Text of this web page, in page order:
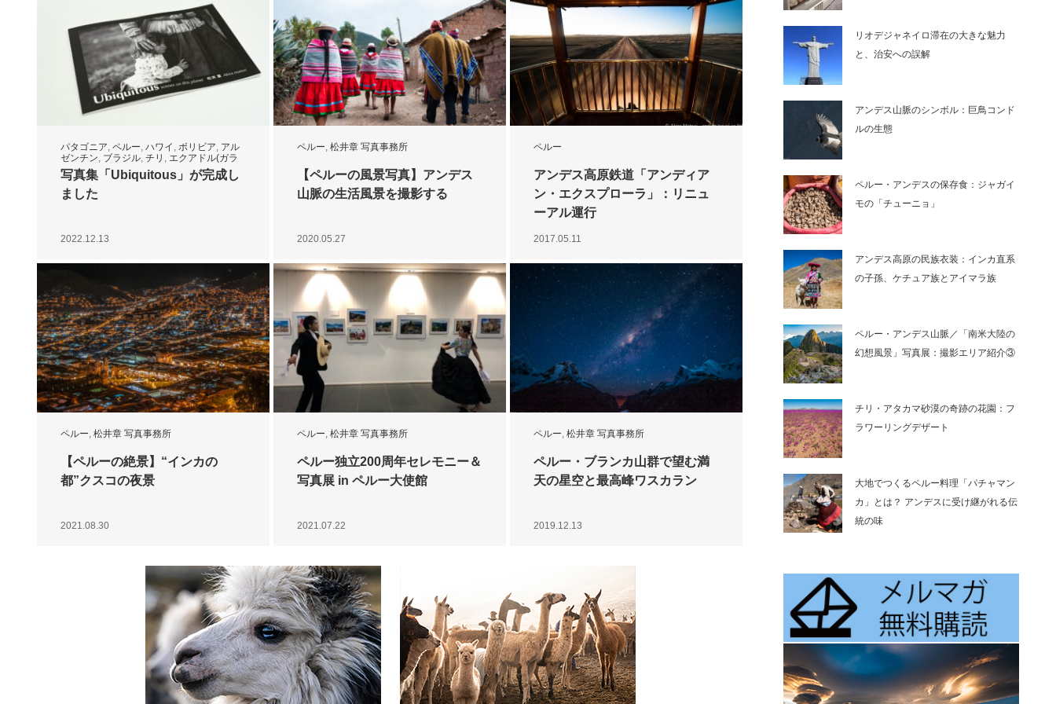
パタゴニア, ペルー, ハワイ , ボリビア, アル
ゼンチン, ブラジル, チリ , エクアドル(ガラ
パゴス), スペイン 南極 日本,松井章
写真事務所
,スペイン語
写真集「Ubiquitous」が完成し
ました
2022.12.13
ペルー, 松井章 写真事務所
【ペルーの風景写真】アンデス
山脈の生活風景を撮影する
2020.05.27
ペルー
アンデス高原鉄道「アンディア
ン・エクスプローラ」：リニュ
ーアル運行
2017.05.11
ペルー, 松井章 写真事務所
【ペルーの絶景】“インカの
都”クスコの夜景
2021.08.30
ペルー, 松井章 写真事務所
ペルー独立200周年セレモニー＆
写真展 in ペルー大使館
2021.07.22
ペルー, 松井章 写真事務所
ペルー・ブランカ山群で望む満
天の星空と最高峰ワスカラン
2019.12.13
リオデジャネイロ滞在の大きな魅力
と、治安への誤解
アンデス山脈のシンボル：巨鳥コンド
ルの生態
ペルー・アンデスの保存食：ジャガイ
モの「チューニョ」
アンデス高原の民族衣装：インカ直系
の子孫、ケチュア族とアイマラ族
ペルー・アンデス山脈／「南米大陸の
幻想風景」写真展：撮影エリア紹介③
チリ・アタカマ砂漠の奇跡の花園：フ
ラワーリングデザート
大地でつくるペルー料理「パチャマン
カ」とは？ アンデスに受け継がれる伝
統の味